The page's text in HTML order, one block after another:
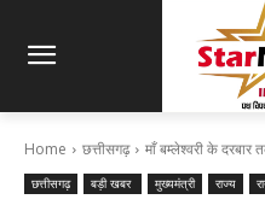
Home छत्तीसगढ़ माँ बम्लेश्वरी के
छत्तीसगढ़ बड़ी खबर मुख्यमंत्री राज्य